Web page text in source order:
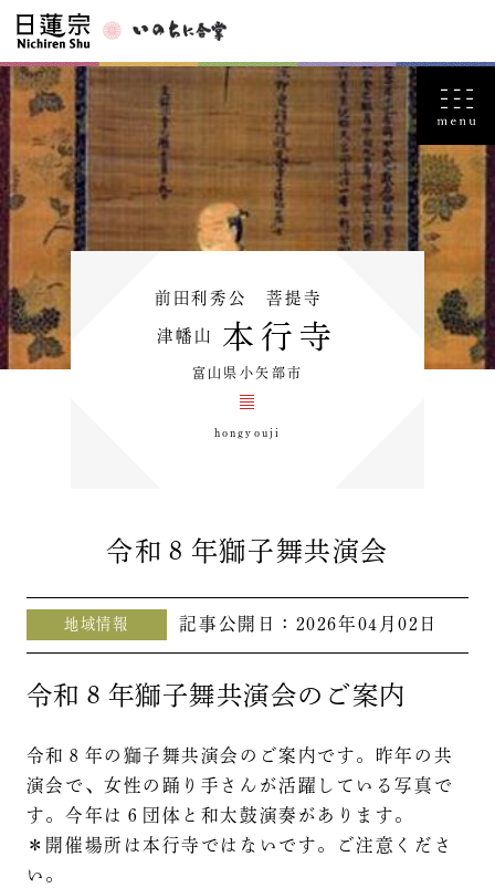
前田利秀公 菩提寺
津幡山 本行寺
富山県小矢部市
hongyouji
令和８年獅子舞共演会
地域情報 記事公開日： 2026年04月02日
令和８年獅子舞共演会のご案内
令和８年の獅子舞共演会のご案内です。昨年の共
演会で、女性の踊り手さんが活躍している写真で
す。今年は６団体と和太鼓演奏があります。
＊開催場所は本行寺ではないです。ご注意くださ
い。